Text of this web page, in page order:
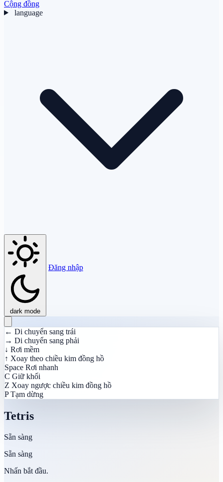
Cộng đồng
language
dark mode
Đăng nhập
← Di chuyển sang trái
→ Di chuyển sang phải
↓ Rơi mềm
↑ Xoay theo chiều kim đồng hồ
Space Rơi nhanh
C Giữ khối
Z Xoay ngược chiều kim đồng hồ
P Tạm dừng
Tetris
Sẵn sàng
Sẵn sàng
Nhấn bắt đầu.